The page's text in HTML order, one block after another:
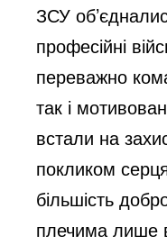
ЗСУ
професійні
переважно
так і
встали на
покликом
більшість
плечима лише